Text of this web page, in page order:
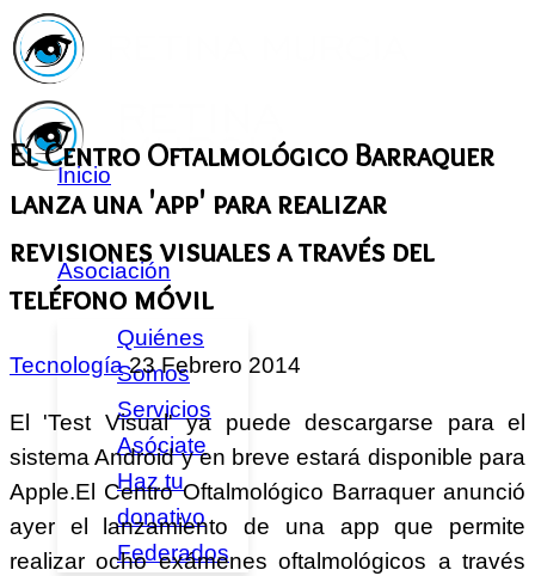
Inicio
Asociación
Quiénes
Somos
Servicios
Asóciate
Haz tu
donativo
Federados
El Centro Oftalmológico Barraquer
lanza una 'app' para realizar
revisiones visuales a través del
teléfono móvil
Tecnología 23 Febrero 2014
El 'Test Visual' ya puede descargarse para el
sistema Android y en breve estará disponible para
Apple.El Centro Oftalmológico Barraquer anunció
ayer el lanzamiento de una app que permite
realizar ocho exámenes oftalmológicos a través